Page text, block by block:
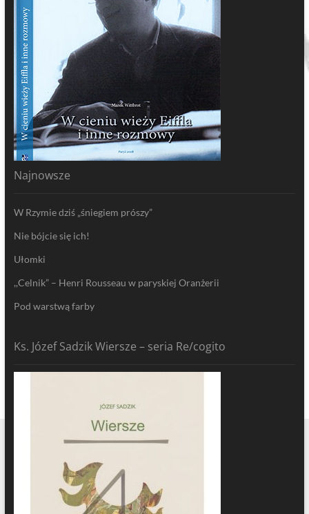
Najnowsze
W Rzymie dziś „śniegiem prószy”
Nie bójcie się ich!
Ułomki
,,Celnik” – Henri Rousseau w paryskiej Oranżerii
Pod warstwą farby
Ks. Józef Sadzik Wiersze – seria Re/cogito